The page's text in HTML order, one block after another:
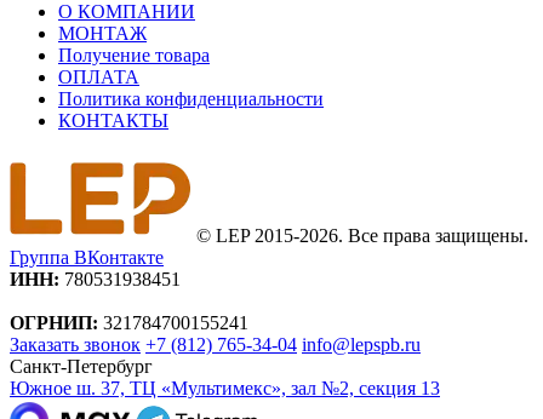
О КОМПАНИИ
МОНТАЖ
Получение товара
ОПЛАТА
Политика конфиденциальности
КОНТАКТЫ
© LEP 2015-2026. Все права защищены.
Группа ВКонтакте
ИНН: 780531938451
ОГРНИП: 321784700155241
Заказать звонок +7 (812) 765-34-04 info@lepspb.ru
Санкт-Петербург
Южное ш. 37, ТЦ «Мультимекс», зал №2, секция 13